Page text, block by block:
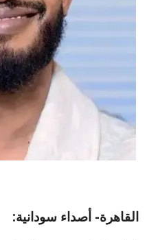
القاهرة- أصداء سودانية: